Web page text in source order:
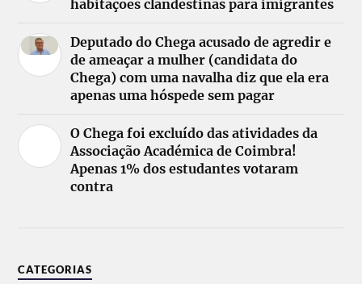
habitações clandestinas para imigrantes
Deputado do Chega acusado de agredir e
de ameaçar a mulher (candidata do
Chega) com uma navalha diz que ela era
apenas uma hóspede sem pagar
O Chega foi excluído das atividades da
Associação Académica de Coimbra!
Apenas 1% dos estudantes votaram
contra
CATEGORIAS